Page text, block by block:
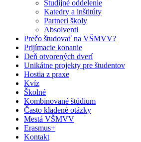
Študijné oddelenie
Katedry a inštitúty
Partneri školy
Absolventi
Prečo študovať na VŠMVV?
Prijímacie konanie
Deň otvorených dverí
Unikátne projekty pre študentov
Hostia z praxe
Kvíz
Školné
Kombinované štúdium
Často kladené otázky
Mestá VŠMVV
Erasmus+
Kontakt